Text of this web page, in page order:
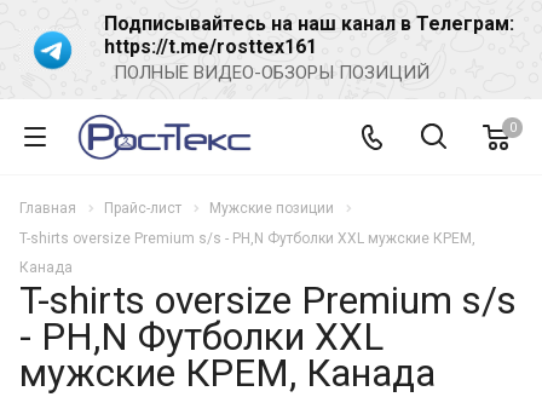
Подписывайтесь на наш канал в Телеграм:
https://t.me/rosttex161
ПОЛНЫЕ ВИДЕО-ОБЗОРЫ ПОЗИЦИЙ
0
Главная Прайс-лист
Мужские позиции
T-shirts oversize Premium s/s - PH,N Футболки XXL мужские КРЕМ,
Канада
T-shirts oversize Premium s/s
- PH,N Футболки XXL
мужские КРЕМ, Канада